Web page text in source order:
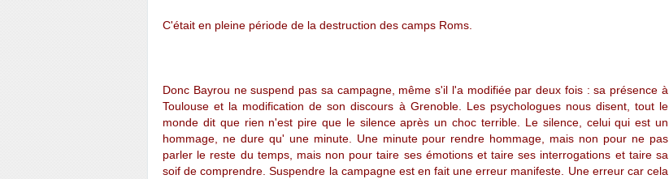
C'était en pleine période de la destruction des camps Roms.
Donc Bayrou ne suspend pas sa campagne, même s'il l'a modifiée par deux fois : sa présence à
Toulouse et la modification de son discours à Grenoble. Les psychologues nous disent, tout le
monde dit que rien n'est pire que le silence après un choc terrible. Le silence, celui qui est un
hommage, ne dure qu' une minute. Une minute pour rendre hommage, mais non pour ne pas
parler le reste du temps, mais non pour taire ses émotions et taire ses interrogations et taire sa
soif de comprendre. Suspendre la campagne est en fait une erreur manifeste. Une erreur car cela